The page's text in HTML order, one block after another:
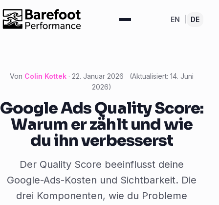
EN DE
Von Colin Kottek · 22. Januar 2026 (Aktualisiert: 14. Juni
2026)
Google Ads Quality Score:
Warum er zählt und wie
du ihn verbesserst
Der Quality Score beeinflusst deine
Google-Ads-Kosten und Sichtbarkeit. Die
drei Komponenten, wie du Probleme